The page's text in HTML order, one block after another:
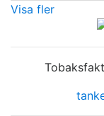
Visa fler